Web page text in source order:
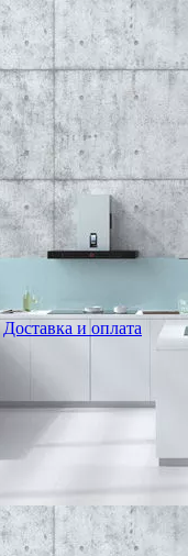
Доставка и оплата